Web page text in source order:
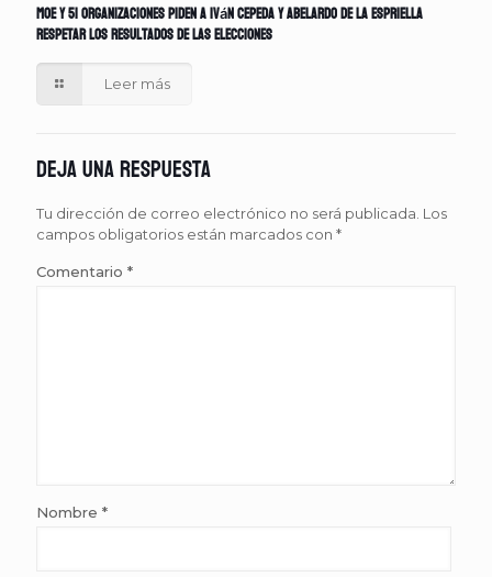
MOE y 51 organizaciones piden a Iván Cepeda y Abelardo de la Espriella
respetar los resultados de las elecciones
Leer más
Deja una respuesta
Tu dirección de correo electrónico no será publicada. Los
campos obligatorios están marcados con *
Comentario *
Nombre *